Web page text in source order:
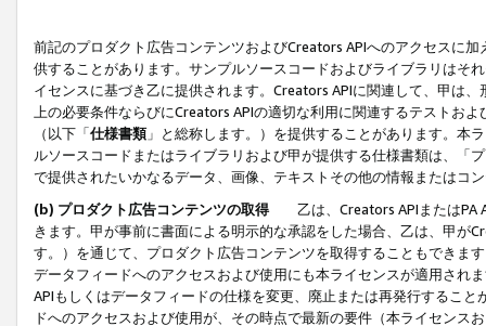
前記のプロダクト広告コンテンツおよびCreators APIへのアクセスに
供することがあります。サンプルソースコードおよびライブラリはそ
イセンスに基づき乙に提供されます。Creators APIに関連して、甲は
上の必要条件ならびにCreators APIの適切な利用に関連するテストお
（以下「仕様書類」と総称します。）を提供することがあります。本
ルソースコードまたはライブラリおよび甲が提供する仕様書類は、「
で提供されたいかなるデータ、画像、テキストその他の情報またはコ
(b) プロダクト広告コンテンツの取得
乙は、Creators APIまたはPA
きます。甲が事前に書面による明示的な承認をした場合、乙は、甲が
す。）を通じて、プロダクト広告コンテンツを取得することもできま
データフィードへのアクセスおよび使用にも本ライセンスが適用され
APIもしくはデータフィードの仕様を変更、廃止または再発行するこ
ドへのアクセスおよび使用が、その時点で最新の要件（本ライセン